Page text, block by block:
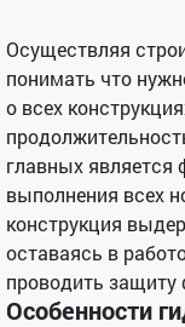
Осуществляя
понимать что
о всех
главных является
выполнения всех
конструкция
оставаясь в
проводить защиту
Особенности